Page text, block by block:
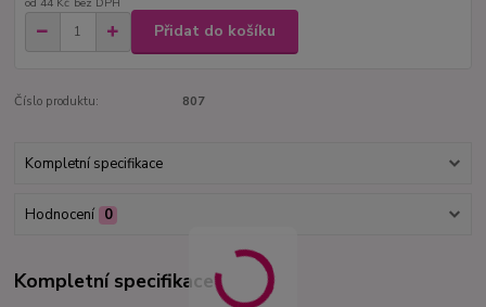
Přidat do košíku
Číslo produktu: 807
Kompletní specifikace
Hodnocení 0
Kompletní specifikace